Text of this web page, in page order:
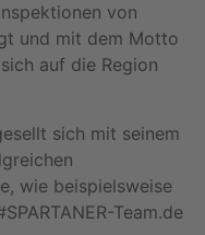
von
und mit dem Motto
auf die Region
sich mit seinem
wie beispielsweise
Team.de